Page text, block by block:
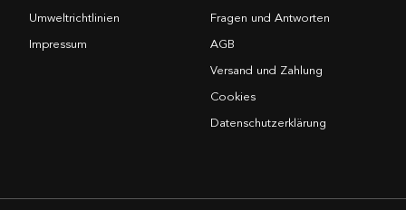
Umweltrichtlinien
Impressum
Fragen und Antworten
AGB
Versand und Zahlung
Cookies
Datenschutzerklärung